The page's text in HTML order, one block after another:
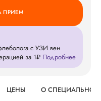
ПРИЕМ
с УЗИ вен
за 1₽ Подробнее
ЦЕНЫ О